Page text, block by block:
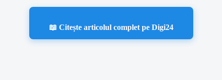
📖 Citește articolul complet pe Digi24